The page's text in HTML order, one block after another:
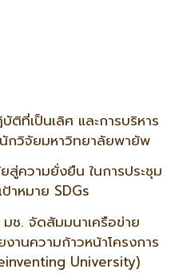
ที่เป็นเลิศ และการบริหาร
กวิจัยมหาวิทยาลัยพายัพ
สู่ความยั่งยืน ในการประชุม
าหมาย SDGs
ช. จัดสัมมนาเครือข่าย
านความก้าวหน้าโครงการ
University)